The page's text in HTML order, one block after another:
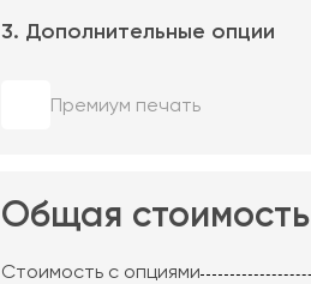
3. Дополнительные опции
Премиум печать
Общая стоимость
Стоимость с опциями